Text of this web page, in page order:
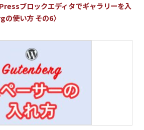
ブロックエディタでギャラリーを入
使い方 その6〉